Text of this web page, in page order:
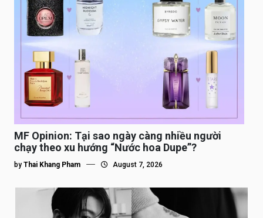
MF Opinion: Tại sao ngày càng nhiều người
chạy theo xu hướng “Nước hoa Dupe”?
by Thai Khang Pham August 7, 2026